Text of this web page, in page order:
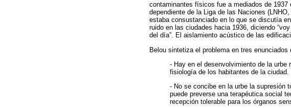
contaminantes físicos fue a mediados de 1937
dependiente de la Liga de las Naciones
estaba consustanciado en lo que se discutía
ruido en las ciudades hacia 1936, diciendo
del día”. El aislamiento acústico de las
Belou sintetiza el problema en tres
- Hay en el desenvolvimiento de la
fisiología de los habitantes de la ciudad.
- No se concibe en la urbe la supresión
puede preverse una terapéutica social
recepción tolerable para los órganos